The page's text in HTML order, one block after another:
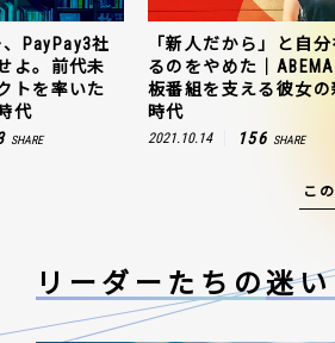
PayPay3社
よ。前代未
トを率いた
代
SHARE
「新人だから」と自分
るのをやめた｜
板番組を支える彼女の
時代
2021.10.14 156 SHARE
こ
リーダーたちの迷